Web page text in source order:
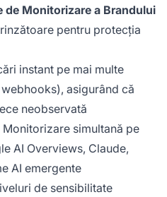
de Monitorizare a Brandului
pentru protecția
instant pe mai multe
asigurând că
neobservată
Monitorizare simultană pe
AI Overviews, Claude,
AI emergente
de sensibilitate